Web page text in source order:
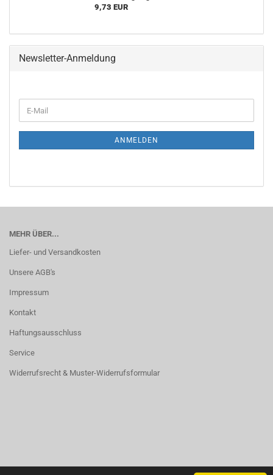
9,73 EUR
Newsletter-Anmeldung
ZUR
E-
Mail
ANMELDEN
MEHR ÜBER...
Liefer- und Versandkosten
Unsere AGB's
Impressum
Kontakt
Haftungsausschluss
Service
Widerrufsrecht & Muster-Widerrufsformular